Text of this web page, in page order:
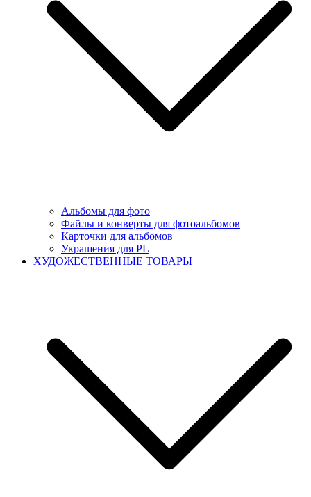
Альбомы для фото
Файлы и конверты для фотоальбомов
Карточки для альбомов
Украшения для PL
ХУДОЖЕСТВЕННЫЕ ТОВАРЫ